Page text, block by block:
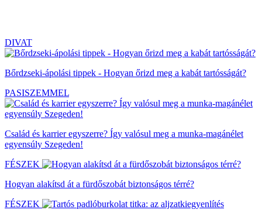
DIVAT
Bőrdzseki-ápolási tippek - Hogyan őrizd meg a kabát tartósságát?
PASISZEMMEL
Család és karrier egyszerre? Így valósul meg a munka-magánélet
egyensúly Szegeden!
FÉSZEK
Hogyan alakítsd át a fürdőszobát biztonságos térré?
FÉSZEK